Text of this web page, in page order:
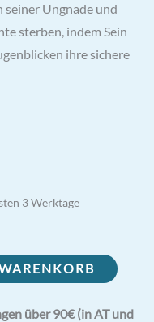
Ungnade und
sterben, indem Sein
ihre sichere
3 Werktage
über 90€ (in AT und